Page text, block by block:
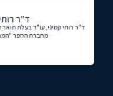
ד"ר
מחברת הספר